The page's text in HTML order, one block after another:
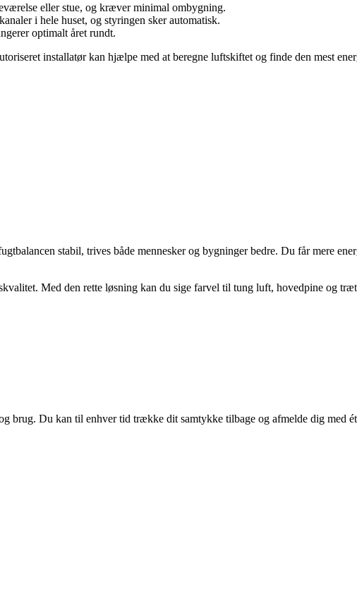
eller stue, og kræver minimal ombygning.
i hele huset, og styringen sker automatisk.
optimalt året rundt.
installatør kan hjælpe med at beregne luftskiftet og finde den mest
stabil, trives både mennesker og bygninger bedre. Du får mere
Med den rette løsning kan du sige farvel til tung luft, hovedpine og
brug. Du kan til enhver tid trække dit samtykke tilbage og afmelde dig med